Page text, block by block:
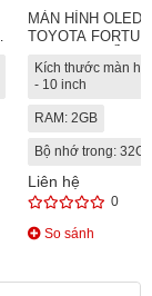
MÀN HÌNH OLED
TOYOTA
HOÀ
Kích thước màn
- 10 inch
RAM: 2GB
Bộ nhớ trong:
Liên hệ
0
So sánh